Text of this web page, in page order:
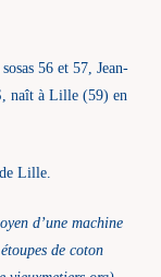
56 et 57, Jean-
naît à Lille (59) en
Lille.
d’une machine
de coton